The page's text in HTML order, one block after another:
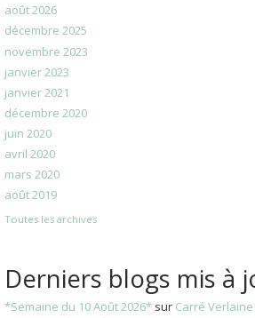
août 2026
décembre 2025
novembre 2023
janvier 2023
janvier 2021
décembre 2020
juin 2020
avril 2020
mars 2020
août 2019
Toutes les archives
Derniers blogs mis à
*Semaine du 10 Août 2026* sur Carré Verlaine